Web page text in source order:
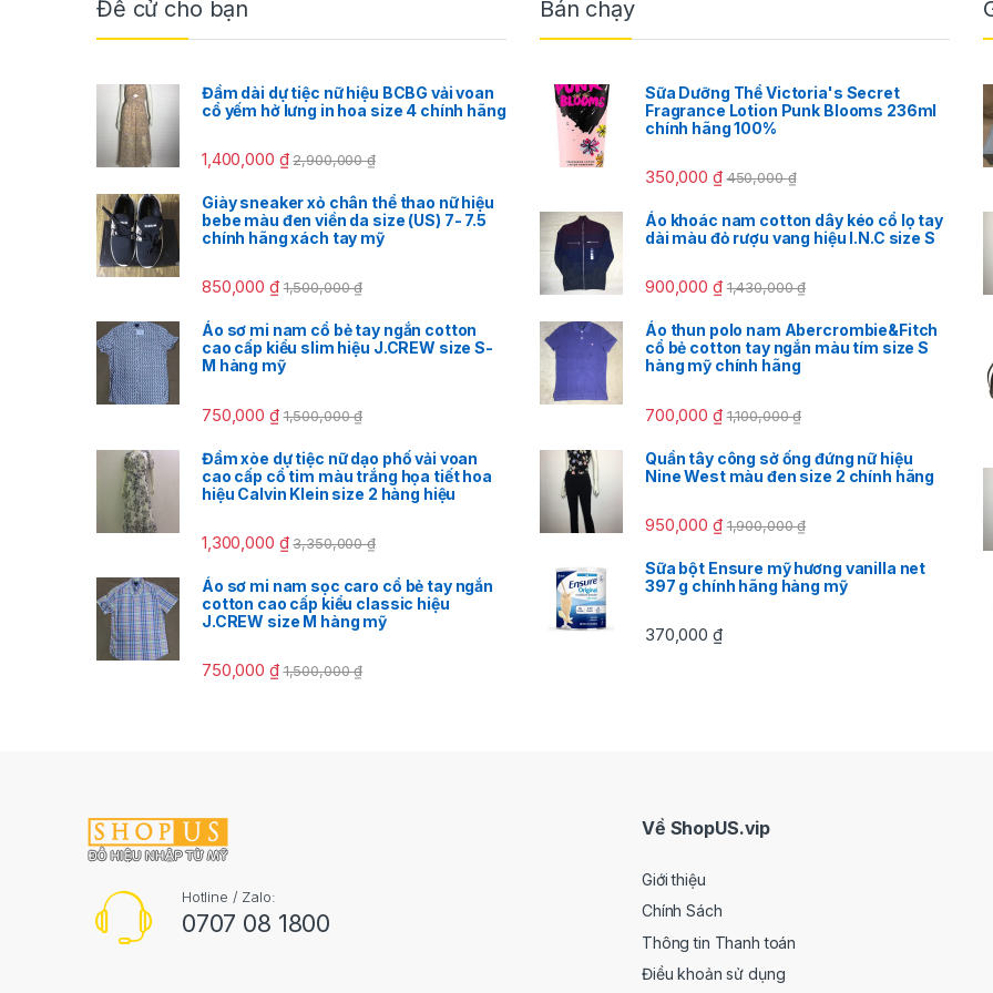
Đề cử cho bạn
Đầm dài dự tiệc nữ hiệu BCBG vải voan
cổ yếm hở lưng in hoa size 4 chính hãng
1,400,000 ₫ 2,900,000₫
Giày sneaker xỏ chân thể thao nữ hiệu
bebe màu đen viền da size (US) 7- 7.5
chính hãng xách tay mỹ
850,000 ₫ 1,500,000₫
Áo sơ mi nam cổ bẻ tay ngắn cotton
cao cấp kiểu slim hiệu J.CREW size S-
M hàng mỹ
750,000 ₫ 1,500,000₫
Đầm xòe dự tiệc nữ dạo phố vải voan
cao cấp cổ tim màu trắng họa tiết hoa
hiệu Calvin Klein size 2 hàng hiệu
1,300,000 ₫ 3,350,000₫
Áo sơ mi nam sọc caro cổ bẻ tay ngắn
cotton cao cấp kiểu classic hiệu
J.CREW size M hàng mỹ
750,000 ₫ 1,500,000₫
Bán chạy
Sữa Dưỡng Thể Victoria's Secret
Fragrance Lotion Punk Blooms 236ml
chính hãng 100%
350,000 ₫ 450,000₫
Áo khoác nam cotton dây kéo cổ lọ tay
dài màu đỏ rượu vang hiệu I.N.C size S
900,000 ₫ 1,430,000₫
Áo thun polo nam Abercrombie&Fitch
cổ bẻ cotton tay ngắn màu tím size S
hàng mỹ chính hãng
700,000 ₫ 1,100,000₫
Quần tây công sở ống đứng nữ hiệu
Nine West màu đen size 2 chính hãng
950,000 ₫ 1,900,000₫
Sữa bột Ensure mỹ hương vanilla net
397 g chính hãng hàng mỹ
370,000 ₫
Hotline / Zalo:
0707 08 1800
Về ShopUS.vip
Giới thiệu
Chính Sách
Thông tin Thanh toán
Điều khoản sử dụng